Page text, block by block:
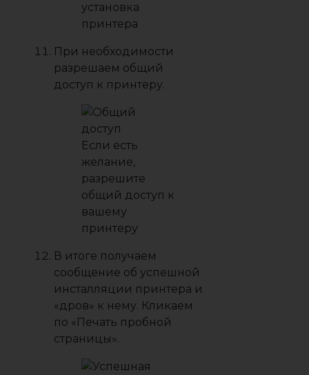
установка
принтера
При необходимости
разрешаем общий
доступ к принтеру.
Если есть
желание,
разрешите
общий доступ к
вашему
принтеру
В итоге получаем
сообщение об успешной
инсталляции принтера и
«дров» к нему. Кликаем
по «Печать пробной
страницы».